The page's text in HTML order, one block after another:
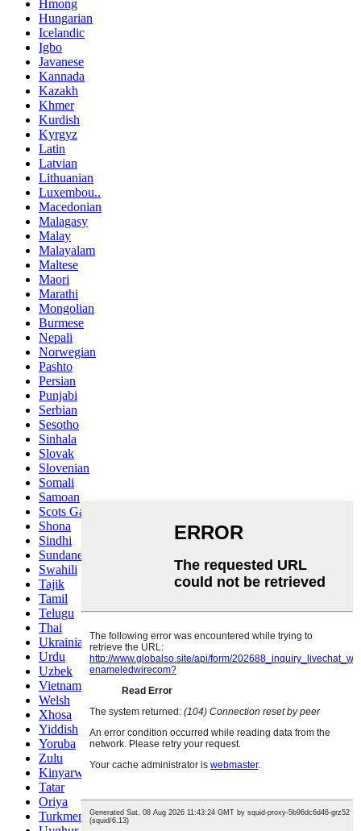
Hmong
Hungarian
Icelandic
Igbo
Javanese
Kannada
Kazakh
Khmer
Kurdish
Kyrgyz
Latin
Latvian
Lithuanian
Luxembou..
Macedonian
Malagasy
Malay
Malayalam
Maltese
Maori
Marathi
Mongolian
Burmese
Nepali
Norwegian
Pashto
Persian
Punjabi
Serbian
Sesotho
Sinhala
Slovak
Slovenian
Somali
Samoan
Scots Gaelic
Shona
Sindhi
Sundanese
Swahili
Tajik
Tamil
Telugu
Thai
Ukrainian
Urdu
Uzbek
Vietnamese
Welsh
Xhosa
Yiddish
Yoruba
Zulu
Kinyarwanda
Tatar
Oriya
Turkmen